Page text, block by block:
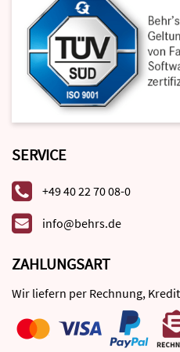
SERVICE
+49 40 22 70 08-0
info@behrs.de
ZAHLUNGSART
Wir liefern per Rechnung,